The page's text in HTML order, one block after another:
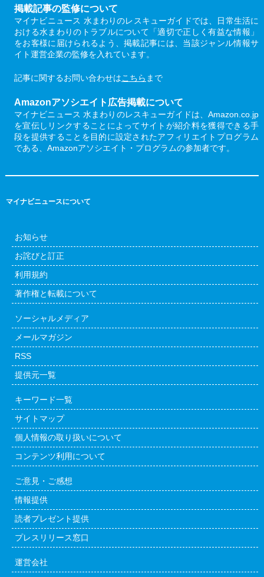
掲載記事の監修について
マイナビニュース 水まわりのレスキューガイドでは、日常生活に
おける水まわりのトラブルについて「適切で正しく有益な情報」
をお客様に届けられるよう、掲載記事には、当該ジャンル情報サ
イト運営企業の監修を入れています。
記事に関するお問い合わせはこちら まで
Amazonアソシエイト広告掲載について
マイナビニュース 水まわりのレスキューガイドは、Amazon.co.jp
を宣伝しリンクすることによってサイトが紹介料を獲得できる手
段を提供することを目的に設定されたアフィリエイトプログラム
である、Amazonアソシエイト・プログラムの参加者です。
マイナビニュースについて
お知らせ
お詫びと訂正
利用規約
著作権と転載について
ソーシャルメディア
メールマガジン
RSS
提供元一覧
キーワード一覧
サイトマップ
個人情報の取り扱いについて
コンテンツ利用について
ご意見・ご感想
情報提供
読者プレゼント提供
プレスリリース窓口
運営会社